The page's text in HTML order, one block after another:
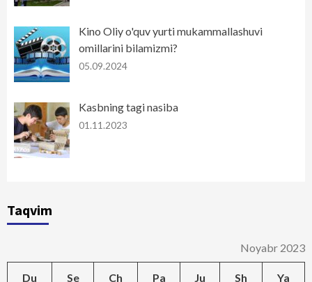
Kino Oliy o'quv yurti mukammallashuvi
omillarini bilamizmi?
05.09.2024
Kasbning tagi nasiba
01.11.2023
Taqvim
Noyabr 2023
Du Se Ch Pa Ju Sh Ya